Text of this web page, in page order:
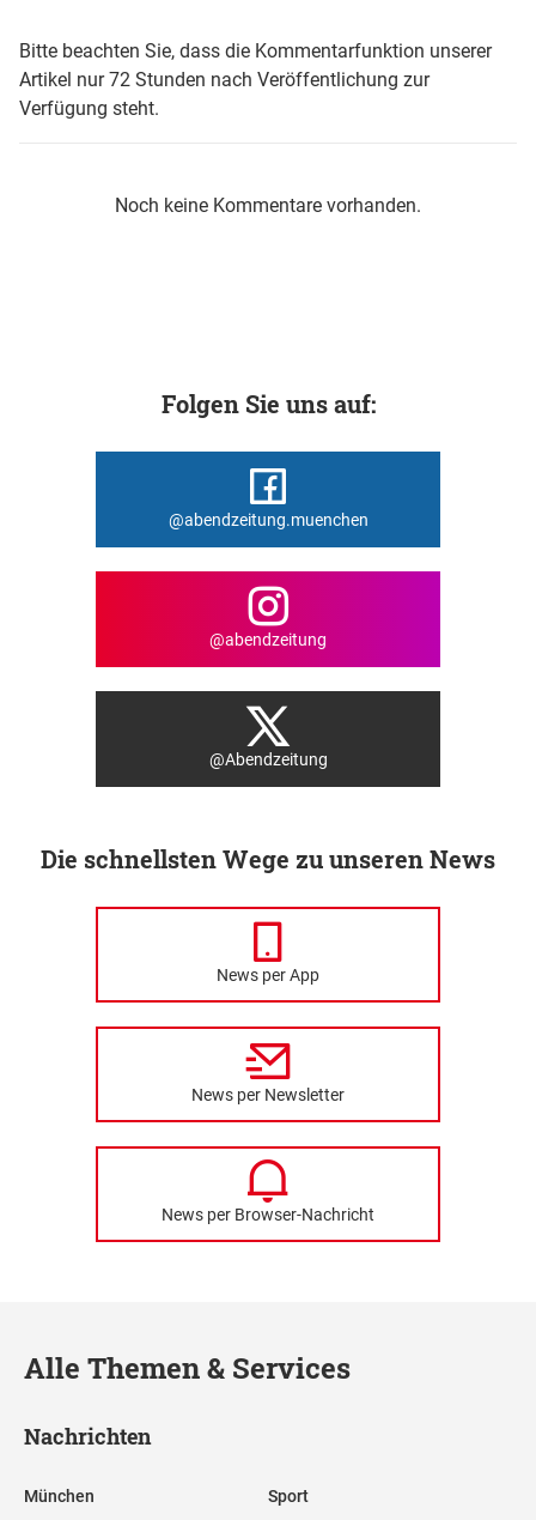
Bitte beachten Sie, dass die Kommentarfunktion unserer
Artikel nur 72 Stunden nach Veröffentlichung zur
Verfügung steht.
Noch keine Kommentare vorhanden.
Folgen Sie uns auf:
@abendzeitung.muenchen
@abendzeitung
@Abendzeitung
Die schnellsten Wege zu unseren News
News per App
News per Newsletter
News per Browser-Nachricht
Alle Themen & Services
Nachrichten
München Sport